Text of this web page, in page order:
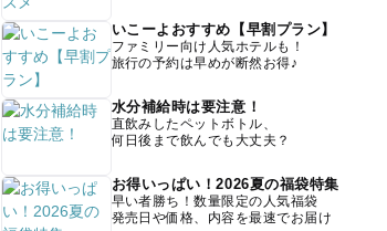
いこーよおすすめ【早割プラン】
ファミリー向け人気ホテルも！
旅行の予約は早めが断然お得♪
水分補給時は要注意！
直飲みしたペットボトル、
何日後まで飲んでも大丈夫？
お得いっぱい！2026夏の福袋特集
早い者勝ち！数量限定の人気福袋
発売日や価格、内容を最速でお届け